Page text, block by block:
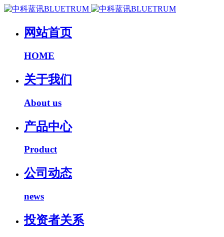
网站首页
HOME
关于我们
About us
产品中心
Product
公司动态
news
投资者关系